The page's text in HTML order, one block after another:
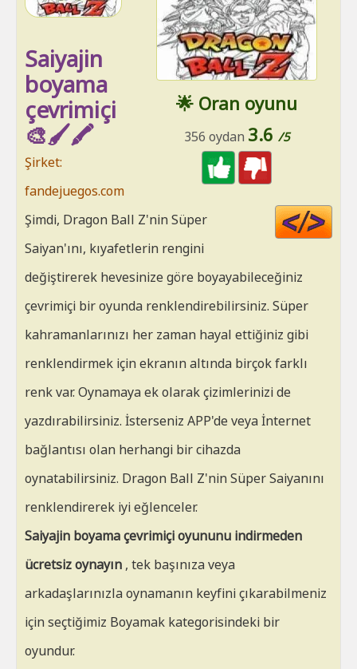
🌟 Oran oyunu
356 oydan 3.6 /5
Saiyajin
boyama
çevrimiçi
🎨🖌️🖍️
Şirket:
fandejuegos.com
Şimdi, Dragon Ball Z'nin Süper
Saiyan'ını, kıyafetlerin rengini
değiştirerek hevesinize göre boyayabileceğiniz
çevrimiçi bir oyunda renklendirebilirsiniz. Süper
kahramanlarınızı her zaman hayal ettiğiniz gibi
renklendirmek için ekranın altında birçok farklı
renk var. Oynamaya ek olarak çizimlerinizi de
yazdırabilirsiniz. İsterseniz APP'de veya İnternet
bağlantısı olan herhangi bir cihazda
oynatabilirsiniz. Dragon Ball Z'nin Süper Saiyanını
renklendirerek iyi eğlenceler.
Saiyajin boyama çevrimiçi oyununu indirmeden
ücretsiz oynayın , tek başınıza veya
arkadaşlarınızla oynamanın keyfini çıkarabilmeniz
için seçtiğimiz Boyamak kategorisindeki bir
oyundur.